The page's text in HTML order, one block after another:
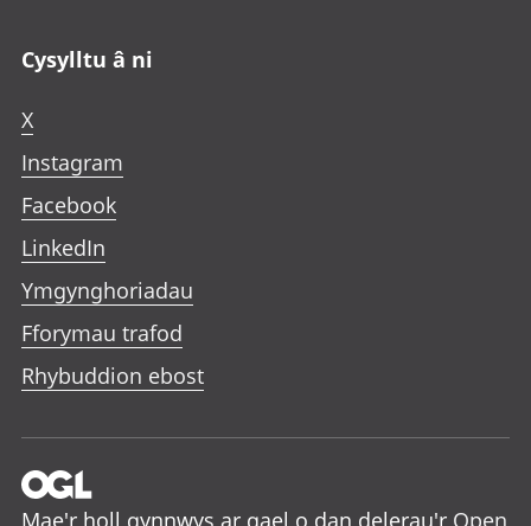
Cysylltu â ni
X
Instagram
Facebook
LinkedIn
Ymgynghoriadau
Fforymau trafod
Rhybuddion ebost
Mae'r holl gynnwys ar gael o dan delerau'r Open